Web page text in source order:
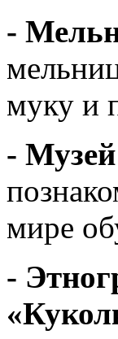
-
муку и
-
мире
-